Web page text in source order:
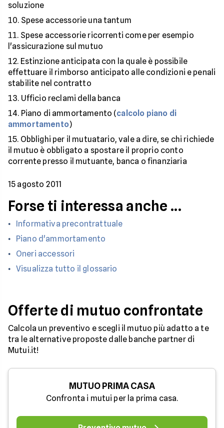
soluzione
Spese accessorie una tantum
Spese accessorie ricorrenti come per esempio
l'assicurazione sul mutuo
Estinzione anticipata con la quale è possibile
effettuare il rimborso anticipato alle condizioni e penali
stabilite nel contratto
Ufficio reclami della banca
Piano di ammortamento (calcolo piano di
ammortamento)
Obblighi per il mutuatario, vale a dire, se chi richiede
il mutuo è obbligato a spostare il proprio conto
corrente presso il mutuante, banca o finanziaria
15 agosto 2011
Forse ti interessa anche ...
Informativa precontrattuale
Piano d'ammortamento
Oneri accessori
Visualizza tutto il glossario
Offerte di mutuo confrontate
Calcola un preventivo e scegli il mutuo più adatto a te
tra le alternative proposte dalle banche partner di
Mutui.it!
MUTUO PRIMA CASA
Confronta i mutui per la prima casa.